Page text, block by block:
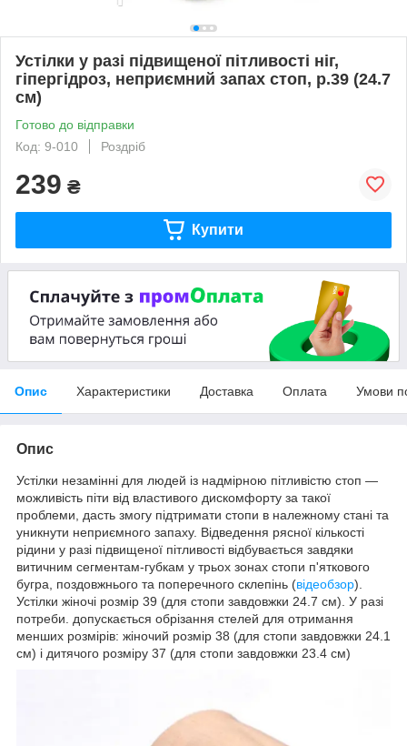
Устілки у разі підвищеної пітливості ніг,
гіпергідроз, неприємний запах стоп, р.39 (24.7
см)
Готово до відправки
Код: 9-010
Роздріб
239 ₴
Купити
Опис Характеристики Доставка Оплата Умови
Опис
Устілки незамінні для людей із надмірною пітливістю стоп —
можливість піти від властивого дискомфорту за такої
проблеми, дасть змогу підтримати стопи в належному стані та
уникнути неприємного запаху. Відведення рясної кількості
рідини у разі підвищеної пітливості відбувається завдяки
витичним сегментам-губкам у трьох зонах стопи п'яткового
бугра, поздовжнього та поперечного склепінь (відеобзор).
Устілки жіночі розмір 39 (для стопи завдовжки 24.7 см). У разі
потреби. допускається обрізання стелей для отримання
менших розмірів: жіночий розмір 38 (для стопи завдовжки 24.1
см) і дитячого розміру 37 (для стопи завдовжки 23.4 см)